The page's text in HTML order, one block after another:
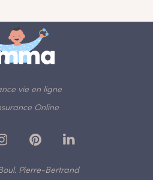
vie en ligne
Online
Pierre-Bertrand